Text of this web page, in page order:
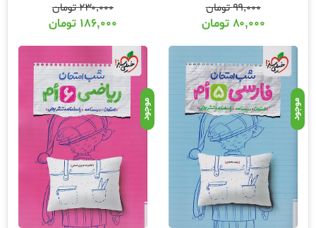
۹۹,۰۰۰تومان
۸۰,۰۰۰ تومان
۲۳۰,۰۰۰تومان
۱۸۶,۰۰۰ تومان
موجود موجود